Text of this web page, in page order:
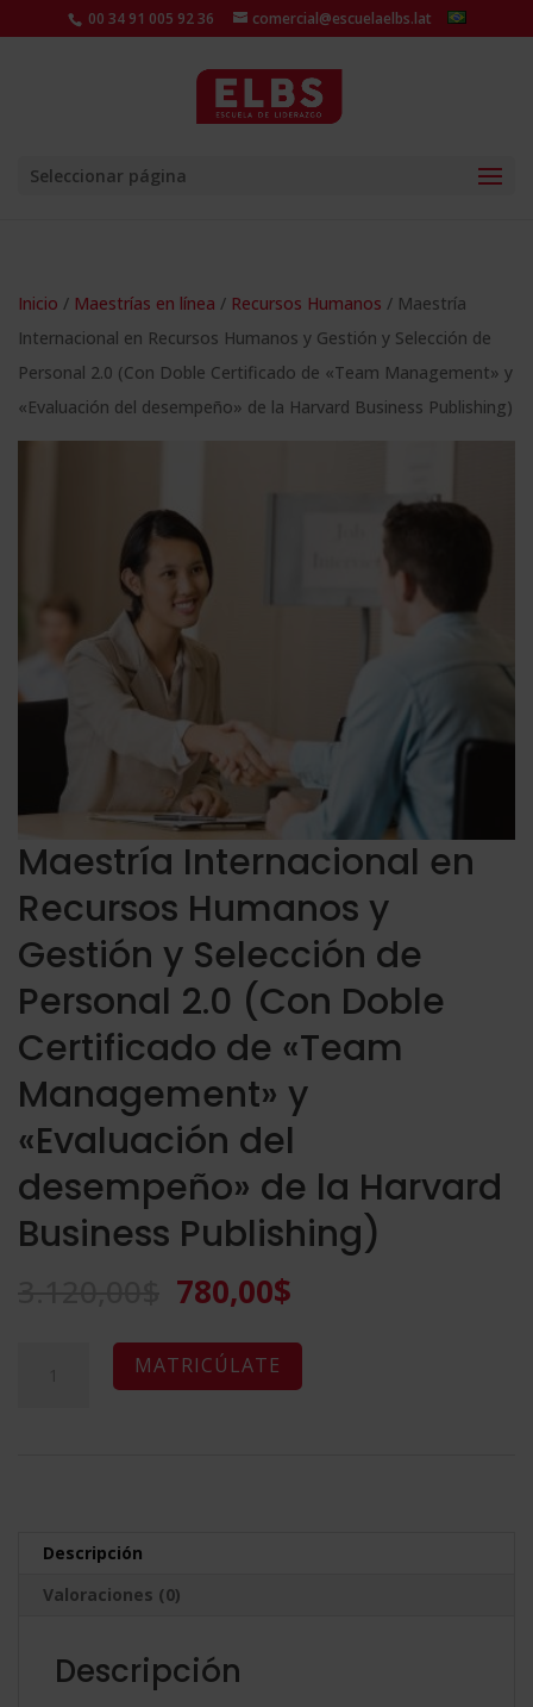
00 34 91 005 92 36 comercial@escuelaelbs.lat
Seleccionar página
Inicio / Maestrías en línea / Recursos Humanos / Maestría
Internacional en Recursos Humanos y Gestión y Selección de
Personal 2.0 (Con Doble Certificado de «Team Management» y
«Evaluación del desempeño» de la Harvard Business Publishing)
Maestría Internacional en
Recursos Humanos y
Gestión y Selección de
Personal 2.0 (Con Doble
Certificado de «Team
Management» y
«Evaluación del
desempeño» de la Harvard
Business Publishing)
El
original
era:
780,00$
actual
es:
Internacional
Gestión
MATRICÚLATE
Descripción
Valoraciones (0)
Descripción